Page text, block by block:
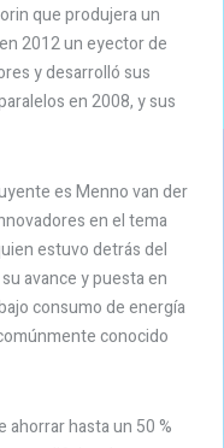
que produjera un
2012 un eyector de
y desarrolló sus
en 2008, y sus
es Menno van der
en el tema
estuvo detrás del
avance y puesta en
consumo de energía
conocido
ahorrar hasta un 50 %